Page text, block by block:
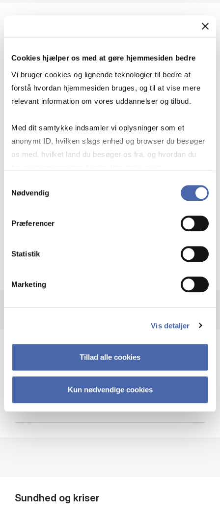
Cookies hjælper os med at gøre hjemmesiden bedre
Vi bruger cookies og lignende teknologier til bedre at
forstå hvordan hjemmesiden bruges, og til at vise mere
relevant information om vores uddannelser og tilbud.
Med dit samtykke indsamler vi oplysninger som et
anonymt ID, hvilken slags enhed og browser du besøger
os med, hvilket land du besøger os fra, og hvordan du
markedsføring. Du bestemmer selv - og kan altid trække
Nødvendig
Præferencer
Statistik
Marketing
Vis detaljer
Tillad alle cookies
Kun nødvendige cookies
Geopolitik og businesssikkerhed
navigerer man som virksomhed?
Krigen i Ukraine
Cybersikkerhed
Sundhed og kriser